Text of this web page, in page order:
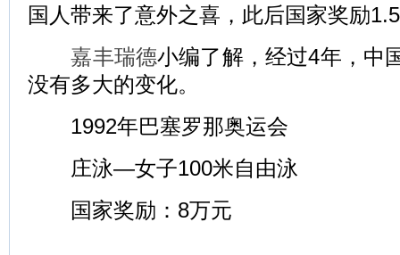
国人带来了意外之喜，此后国家奖励
嘉丰瑞德小编了解，经过4年，中
没有多大的变化。
1992年巴塞罗那奥运会
庄泳—女子100米自由泳
国家奖励：8万元